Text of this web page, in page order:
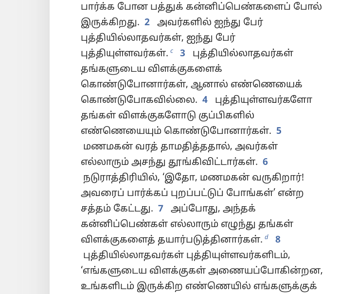
பார்க்க போன பத்துக் கன்னிப்பெண்களைப் போல்
இருக்கிறது. 2
அவர்களில் ஐந்து பேர்
புத்தியில்லாதவர்கள், ஐந்து பேர்
புத்தியுள்ளவர்கள். c 3
புத்தியில்லாதவர்கள்
தங்களுடைய விளக்குகளைக்
கொண்டுபோனார்கள், ஆனால் எண்ணெயைக்
கொண்டுபோகவில்லை. 4
புத்தியுள்ளவர்களோ
தங்கள் விளக்குகளோடு குப்பிகளில்
எண்ணெயையும் கொண்டுபோனார்கள். 5
மணமகன் வரத் தாமதித்ததால், அவர்கள்
எல்லாரும் அசந்து தூங்கிவிட்டார்கள். 6
நடுராத்திரியில், ‘இதோ, மணமகன் வருகிறார்!
அவரைப் பார்க்கப் புறப்பட்டுப் போங்கள்’ என்ற
சத்தம் கேட்டது. 7
அப்போது, அந்தக்
கன்னிப்பெண்கள் எல்லாரும் எழுந்து தங்கள்
விளக்குகளைத் தயார்படுத்தினார்கள். d
8
புத்தியில்லாதவர்கள் புத்தியுள்ளவர்களிடம்,
‘எங்களுடைய விளக்குகள் அணையப்போகின்றன,
உங்களிடம் இருக்கிற எண்ணெயில் எங்களுக்குக்